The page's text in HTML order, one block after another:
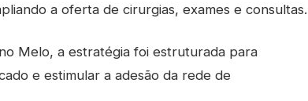
a oferta de cirurgias, exames e consultas.
Melo, a estratégia foi estruturada para
e estimular a adesão da rede de